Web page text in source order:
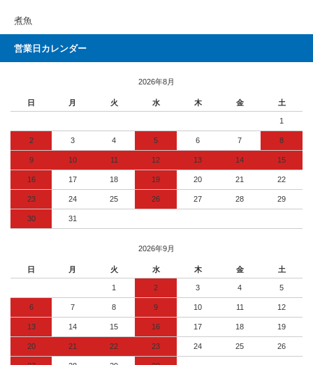
煮魚
営業日カレンダー
2026年8月
日 月 火 水 木 金 土
1
2 3 4 5 6 7 8
9 10 11 12 13 14 15
16 17 18 19 20 21 22
23 24 25 26 27 28 29
30 31
2026年9月
日 月 火 水 木 金 土
1 2 3 4 5
6 7 8 9 10 11 12
13 14 15 16 17 18 19
20 21 22 23 24 25 26